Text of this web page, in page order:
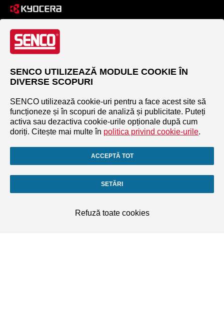
SENCO UTILIZEAZĂ MODULE COOKIE ÎN
DIVERSE SCOPURI
SENCO utilizează cookie-uri pentru a face acest site să
funcționeze și în scopuri de analiză și publicitate. Puteți
activa sau dezactiva cookie-urile opționale după cum
doriți. Citește mai multe în politica privind cookie-urile.
ACCEPTĂ TOT
SETĂRI
Refuză toate cookies